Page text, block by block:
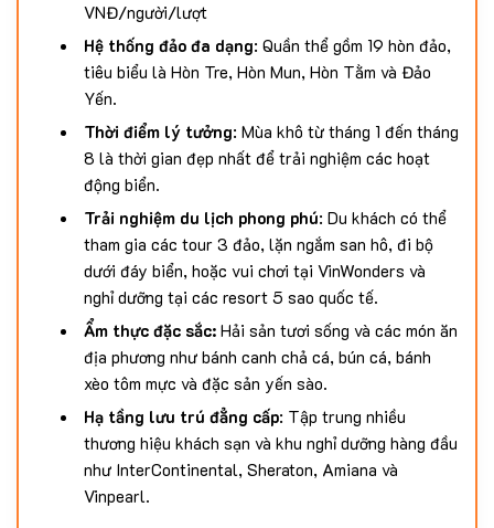
VNĐ/người/lượt
Hệ thống đảo đa dạng: Quần thể gồm 19 hòn đảo,
tiêu biểu là Hòn Tre, Hòn Mun, Hòn Tằm và Đảo
Yến.
Thời điểm lý tưởng: Mùa khô từ tháng 1 đến tháng
8 là thời gian đẹp nhất để trải nghiệm các hoạt
động biển.
Trải nghiệm du lịch phong phú: Du khách có thể
tham gia các tour 3 đảo, lặn ngắm san hô, đi bộ
dưới đáy biển, hoặc vui chơi tại VinWonders và
nghỉ dưỡng tại các resort 5 sao quốc tế.
Ẩm thực đặc sắc:Hải sản tươi sống và các món ăn
địa phương như bánh canh chả cá, bún cá, bánh
xèo tôm mực và đặc sản yến sào.
Hạ tầng lưu trú đẳng cấp: Tập trung nhiều
thương hiệu khách sạn và khu nghỉ dưỡng hàng đầu
như InterContinental, Sheraton, Amiana và
Vinpearl.